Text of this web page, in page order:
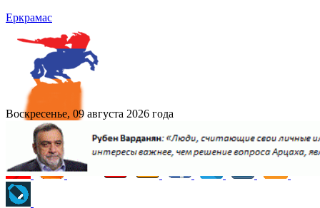
Еркрамас
Воскресенье, 09 августа 2026 года